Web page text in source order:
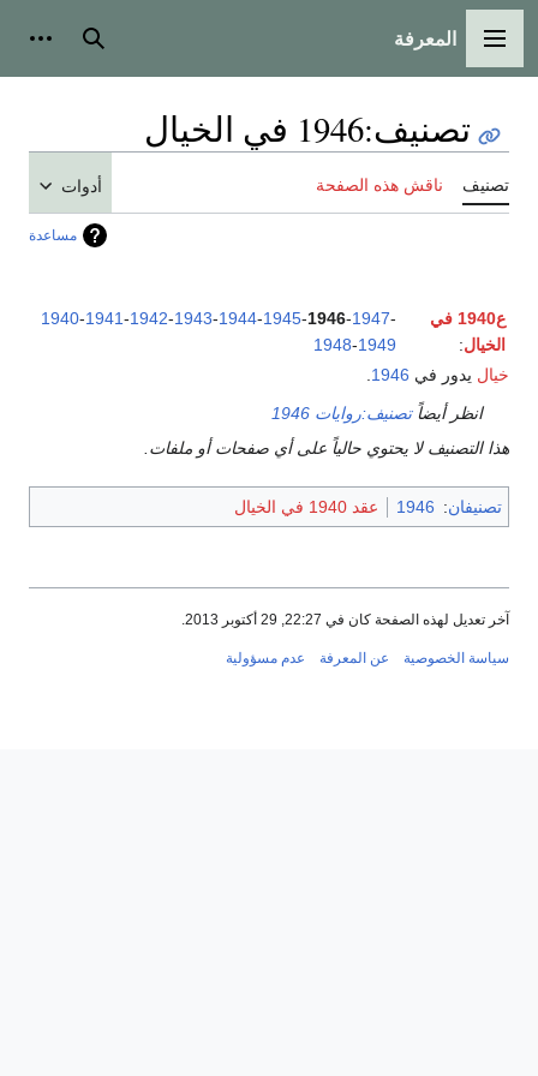
القائمة الرئيسية
المعرفة بحث
تصنيف:1946 في الخيال
تصنيف ناقش هذه الصفحة أدوات
مساعدة
ع1940 في
الخيال:
1940-1941-1942-1943-1944-1945-1946-1947-
1948-1949
خيال يدور في 1946
انظر أيضاًتصنيف:روايات 1946
هذا التصنيف لا يحتوي حالياً على أي صفحات أو ملفات.
تصنيفان:
1946 عقد 1940 في الخيال
آخر تعديل لهذه الصفحة كان في 22:27, 29 أكتوبر 2013.
سياسة الخصوصية عن المعرفة عدم مسؤولية